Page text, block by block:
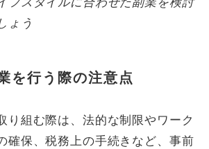
フスタイルに合わせた副業を検討
ょう
を行う際の注意点
り組む際は、法的な制限やワーク
確保、税務上の手続きなど、事前